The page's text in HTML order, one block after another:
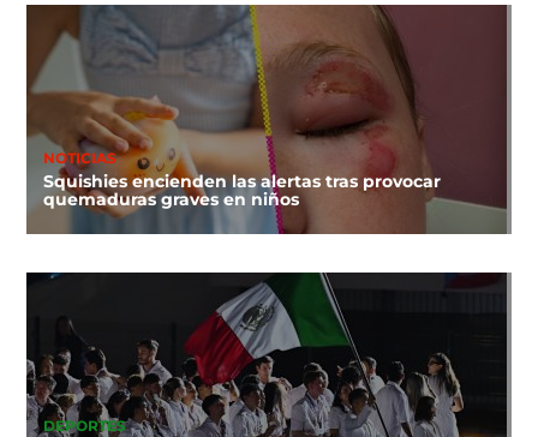
NOTICIAS
Squishies encienden las alertas tras provocar
quemaduras graves en niños
DEPORTES